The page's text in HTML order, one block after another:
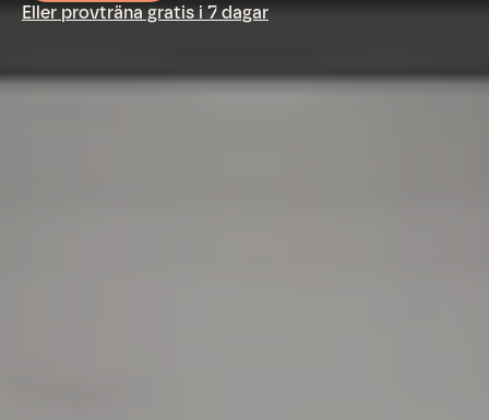
Eller provträna gratis i 7 dagar